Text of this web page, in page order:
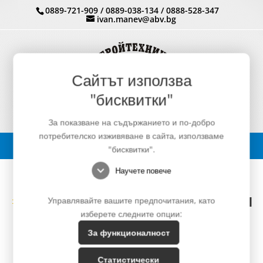
0889-721-909 /0889-038-134 /0888-528-347
ivan.manev@abv.bg
Закрити складови площи
Сайтът използва
"бисквитки"
За показване на съдържанието и по-добро
потребителско изживяване в сайта, използваме
"бисквитки".
expand_more Научете повече
Управлявайте вашите предпочитания, като
изберете следните опции:
За функционалност
Статистически